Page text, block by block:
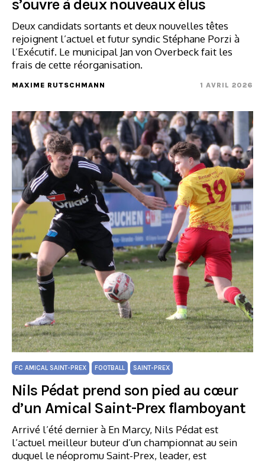
s’ouvre à deux nouveaux élus
Deux candidats sortants et deux nouvelles têtes
rejoignent l’actuel et futur syndic Stéphane Porzi à
l’Exécutif. Le municipal Jan von Overbeck fait les
frais de cette réorganisation.
MAXIME RUTSCHMANN 1 AVRIL 2026
FC AMICAL SAINT-PREX FOOTBALL SAINT-PREX
Nils Pédat prend son pied au cœur
d’un Amical Saint-Prex flamboyant
Arrivé l’été dernier à En Marcy, Nils Pédat est
l’actuel meilleur buteur d’un championnat au sein
duquel le néopromu Saint-Prex, leader, est